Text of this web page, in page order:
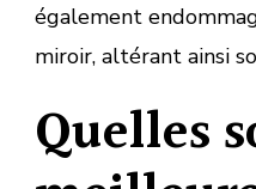
également
miroir, altérant ainsi
Quelles